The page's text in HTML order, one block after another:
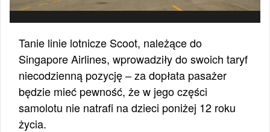
Tanie linie lotnicze Scoot, należące do
Singapore Airlines, wprowadziły do swoich taryf
niecodzienną pozycję – za dopłata pasażer
będzie mieć pewność, że w jego części
samolotu nie natrafi na dzieci poniżej 12 roku
życia.